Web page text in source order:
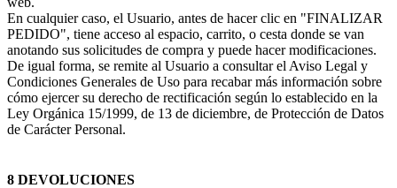
En cualquier caso, el Usuario, antes de hacer clic en "FINALIZAR
PEDIDO", tiene acceso al espacio, carrito, o cesta donde se van
anotando sus solicitudes de compra y puede hacer modificaciones.
De igual forma, se remite al Usuario a consultar el Aviso Legal y
Condiciones Generales de Uso para recabar más información sobre
cómo ejercer su derecho de rectificación según lo establecido en la
Ley Orgánica 15/1999, de 13 de diciembre, de Protección de Datos
de Carácter Personal.
8 DEVOLUCIONES